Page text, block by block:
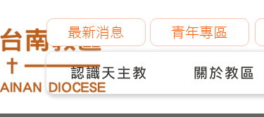
最新消息 青年專區
認識天主教 關於教區